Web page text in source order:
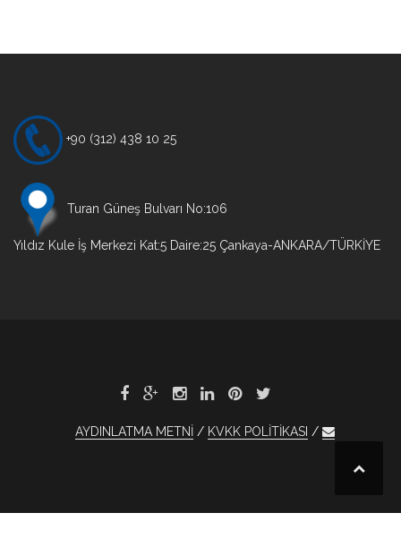
+90 (312) 438 10 25
Turan Güneş Bulvarı No:106
Yıldız Kule İş Merkezi Kat:5 Daire:25 Çankaya-ANKARA/TÜRKİYE
AYDINLATMA METNİ KVKK POLİTİKASI